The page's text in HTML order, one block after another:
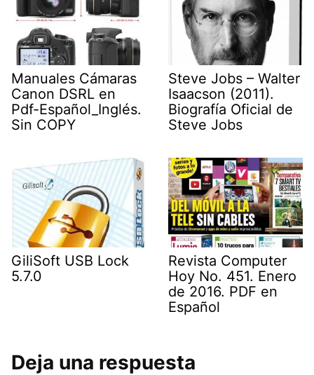
Manuales Cámaras
Canon DSRL en
Pdf-Español_Inglés.
Sin COPY
Steve Jobs – Walter
Isaacson (2011).
Biografía Oficial de
Steve Jobs
GiliSoft USB Lock
5.7.0
Revista Computer
Hoy No. 451. Enero
de 2016. PDF en
Español
Deja una respuesta